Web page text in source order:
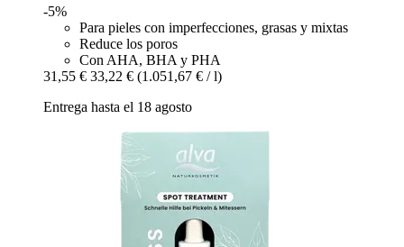
-5%
Para pieles con imperfecciones, grasas y mixtas
Reduce los poros
Con AHA, BHA y PHA
31,55 € 33,22 € (1.051,67 € / l)
Entrega hasta el 18 agosto